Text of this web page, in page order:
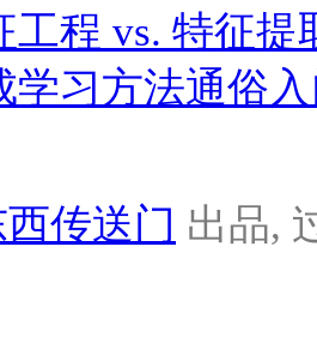
工程 vs. 特征提
学习方法通俗
传送门 出品,